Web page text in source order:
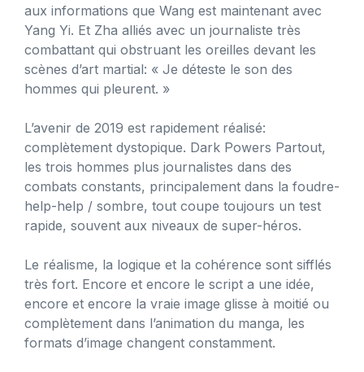
aux informations que Wang est maintenant avec
Yang Yi. Et Zha alliés avec un journaliste très
combattant qui obstruant les oreilles devant les
scènes d’art martial: « Je déteste le son des
hommes qui pleurent. »
L’avenir de 2019 est rapidement réalisé:
complètement dystopique. Dark Powers Partout,
les trois hommes plus journalistes dans des
combats constants, principalement dans la foudre-
help-help / sombre, tout coupe toujours un test
rapide, souvent aux niveaux de super-héros.
Le réalisme, la logique et la cohérence sont sifflés
très fort. Encore et encore le script a une idée,
encore et encore la vraie image glisse à moitié ou
complètement dans l’animation du manga, les
formats d’image changent constamment.